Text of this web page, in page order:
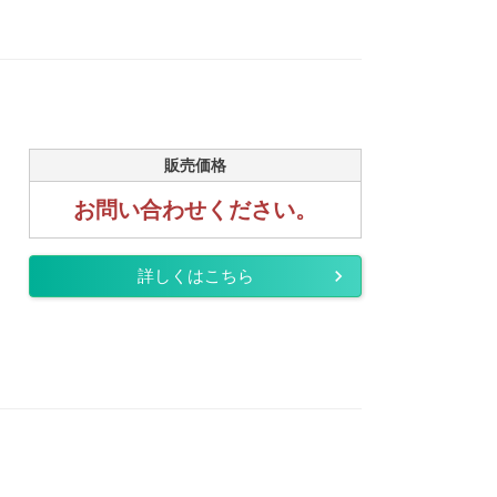
販売価格
お問い合わせください。
詳しくはこちら